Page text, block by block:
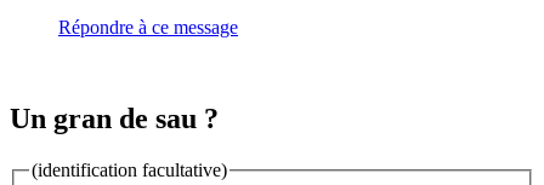
Répondre à ce message
Un gran de sau ?
(identification facultative)